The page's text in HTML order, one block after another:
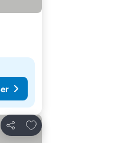
Dela
Lägg till i Mina Favoriter